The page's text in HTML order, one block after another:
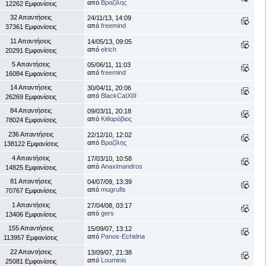
12262 Εμφανίσεις
από Βραζίλης
32 Απαντήσεις
37361 Εμφανίσεις
24/11/13, 14:09
από freemind
11 Απαντήσεις
20291 Εμφανίσεις
14/05/13, 09:05
από elrich
5 Απαντήσεις
16084 Εμφανίσεις
05/06/11, 11:03
από freemind
14 Απαντήσεις
26269 Εμφανίσεις
30/04/11, 20:06
από BlackCatXIII
84 Απαντήσεις
78024 Εμφανίσεις
09/03/11, 20:18
από Κιθαρόβιος
236 Απαντήσεις
138122 Εμφανίσεις
22/12/10, 12:02
από Βραζίλης
4 Απαντήσεις
14825 Εμφανίσεις
17/03/10, 10:58
από Anaximandros
81 Απαντήσεις
70767 Εμφανίσεις
04/07/09, 13:39
από mugrufis
1 Απαντήσεις
13406 Εμφανίσεις
27/04/08, 03:17
από gers
155 Απαντήσεις
113957 Εμφανίσεις
15/09/07, 13:12
από Panos-Echidna
22 Απαντήσεις
25081 Εμφανίσεις
13/09/07, 21:38
από Louminis